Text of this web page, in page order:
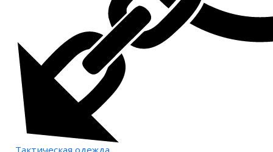
Тактическая одежда